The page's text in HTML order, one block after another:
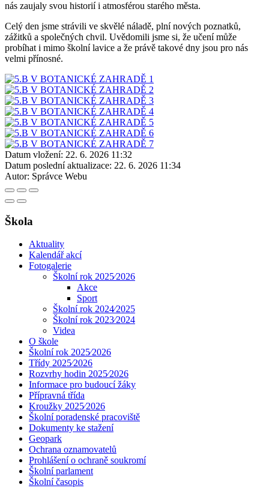
nás zaujaly svou historií i atmosférou starého města.
Celý den jsme strávili ve skvělé náladě, plní nových poznatků,
zážitků a společných chvil. Uvědomili jsme si, že učení může
probíhat i mimo školní lavice a že právě takové dny jsou pro nás
velmi přínosné.
Datum vložení: 22. 6. 2026 11:32
Datum poslední aktualizace: 22. 6. 2026 11:34
Autor: Správce Webu
Škola
Aktuality
Kalendář akcí
Fotogalerie
Školní rok 2025⁄2026
Akce
Sport
Školní rok 2024⁄2025
Školní rok 2023⁄2024
Videa
O škole
Školní rok 2025⁄2026
Třídy 2025⁄2026
Rozvrhy hodin 2025⁄2026
Informace pro budoucí žáky
Přípravná třída
Kroužky 2025⁄2026
Školní poradenské pracoviště
Dokumenty ke stažení
Geopark
Ochrana oznamovatelů
Prohlášení o ochraně soukromí
Školní parlament
Školní časopis